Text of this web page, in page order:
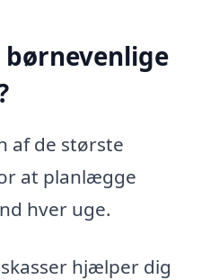
af de største
at planlægge
hver uge.
hjælper dig